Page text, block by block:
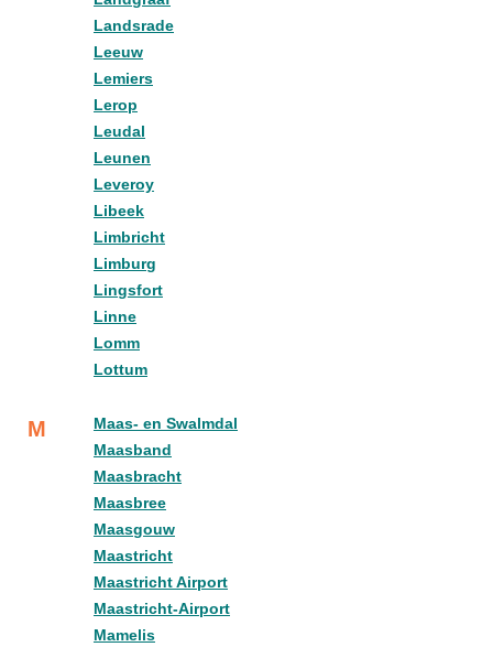
Landsrade
Leeuw
Lemiers
Lerop
Leudal
Leunen
Leveroy
Libeek
Limbricht
Limburg
Lingsfort
Linne
Lomm
Lottum
M
Maas- en Swalmdal
Maasband
Maasbracht
Maasbree
Maasgouw
Maastricht
Maastricht Airport
Maastricht-Airport
Mamelis